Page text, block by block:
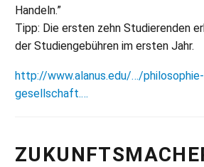
Handeln.”
Tipp: Die ersten zehn Studierenden
der Studiengebühren im ersten Jahr.
http://www.alanus.edu/…/
gesellschaft.…